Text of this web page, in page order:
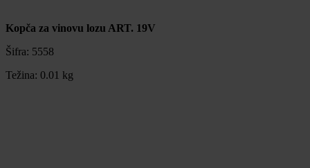
Kopča za vinovu lozu ART. 19V
Šifra: 5558
Težina: 0.01 kg